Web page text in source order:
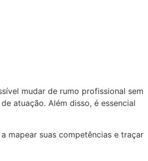
mudar de rumo profissional sem
atuação. Além disso, é essencial
mapear suas competências e traçar